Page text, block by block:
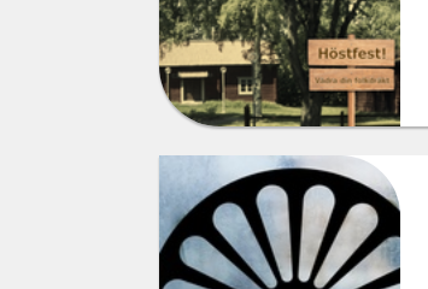
Tomelilla
Trelleborg
Uppsala
Vellinge